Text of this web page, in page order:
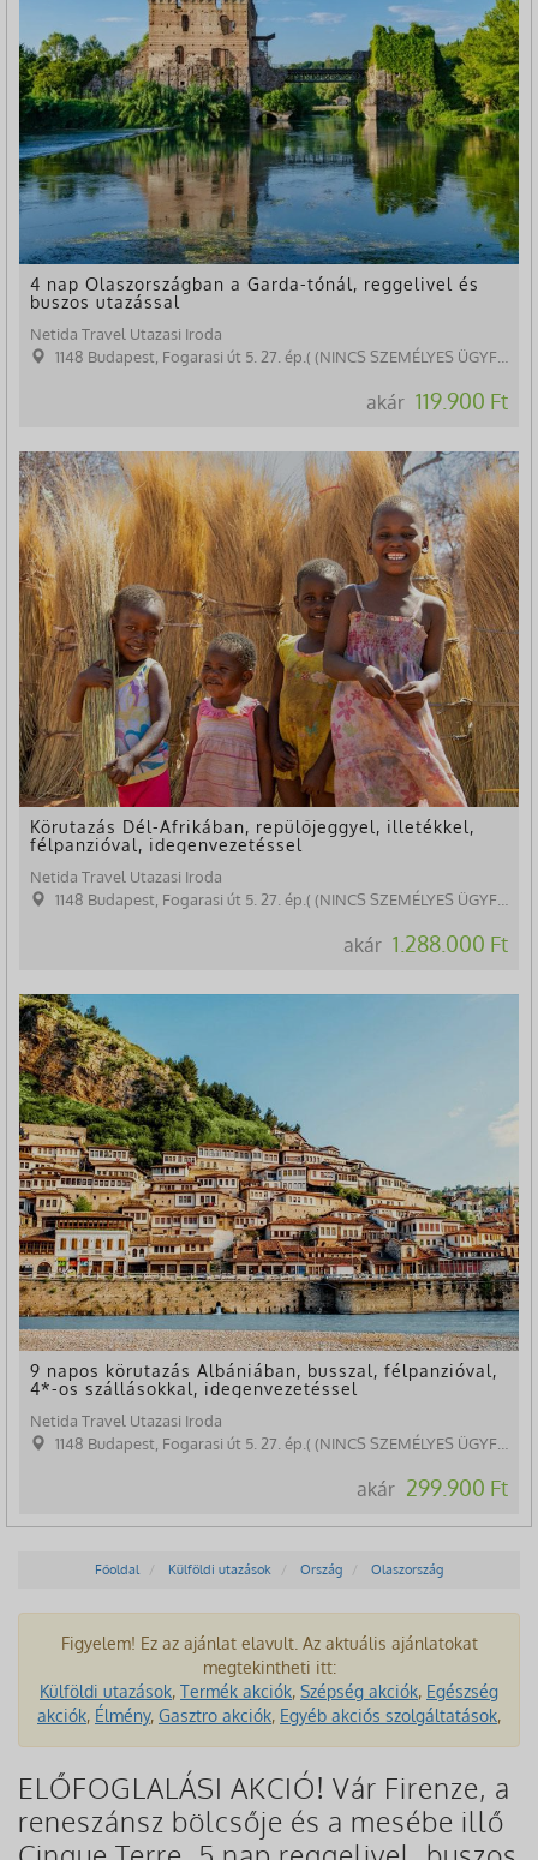
4 nap Olaszországban a Garda-tónál, reggelivel és
buszos utazással
Netida Travel Utazasi Iroda
1148 Budapest, Fogarasi út 5. 27. ép.( (NINCS SZEMÉLYES ÜGYFÉLFOGADÁS)
akár 119.900 Ft
Körutazás Dél-Afrikában, repülőjeggyel, illetékkel,
félpanzióval, idegenvezetéssel
Netida Travel Utazasi Iroda
1148 Budapest, Fogarasi út 5. 27. ép.( (NINCS SZEMÉLYES ÜGYFÉLFOGADÁS)
akár 1.288.000 Ft
9 napos körutazás Albániában, busszal, félpanzióval,
4*-os szállásokkal, idegenvezetéssel
Netida Travel Utazasi Iroda
1148 Budapest, Fogarasi út 5. 27. ép.( (NINCS SZEMÉLYES ÜGYFÉLFOGADÁS)
akár 299.900 Ft
Főoldal Külföldi utazások Ország Olaszország
Figyelem! Ez az ajánlat elavult. Az aktuális ajánlatokat
megtekintheti itt:
Külföldi utazások, Termék akciók, Szépség akciók, Egészség
akciók, Élmény, Gasztro akciók, Egyéb akciós szolgáltatások,
ELŐFOGLALÁSI AKCIÓ! Vár Firenze, a
reneszánsz bölcsője és a mesébe illő